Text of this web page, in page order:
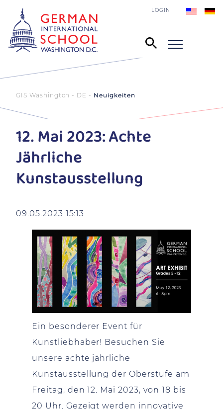
LOGIN
GIS Washington - DE Neuigkeiten
12. Mai 2023: Achte
Jährliche
Kunstausstellung
09.05.2023 15:13
Ein besonderer Event für
Kunstliebhaber! Besuchen Sie
unsere achte jährliche
Kunstausstellung der Oberstufe am
Freitag, den 12. Mai 2023, von 18 bis
20 Uhr. Gezeigt werden innovative